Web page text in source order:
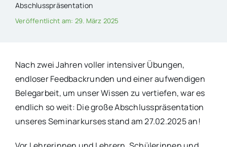
Abschlusspräsentation
Veröffentlicht am: 29. März 2025
Nach zwei Jahren voller intensiver Übungen,
endloser Feedbackrunden und einer aufwendigen
Belegarbeit, um unser Wissen zu vertiefen, war es
endlich so weit: Die große Abschlusspräsentation
unseres Seminarkurses stand am 27.02.2025 an!